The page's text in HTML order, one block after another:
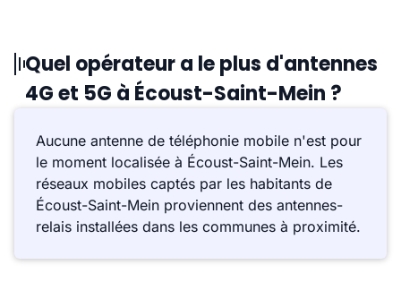
Quel opérateur a le plus d'antennes
4G et 5G à Écoust-Saint-Mein ?
Aucune antenne de téléphonie mobile n'est pour
le moment localisée à Écoust-Saint-Mein. Les
réseaux mobiles captés par les habitants de
Écoust-Saint-Mein proviennent des antennes-
relais installées dans les communes à proximité.